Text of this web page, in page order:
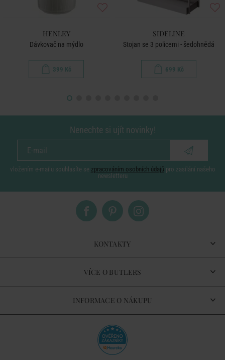
HENLEY
Dávkovač na mýdlo
399 Kč
SIDELINE
Stojan se 3 policemi - šedohnědá
699 Kč
Nenechte si ujít novinky!
vložením e-mailu souhlasíte se zpracováním osobních údajů pro zasílání našeho
newsletteru
KONTAKTY
VÍCE O BUTLERS
INFORMACE O NÁKUPU